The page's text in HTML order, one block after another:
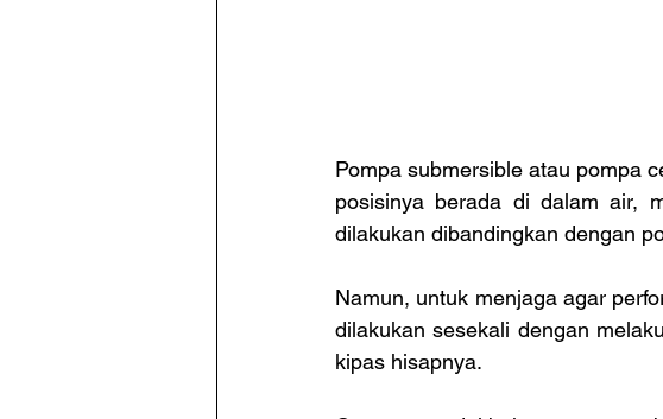
Pompa submersible atau pompa
posisinya berada di dalam air,
dilakukan dibandingkan dengan
Namun, untuk menjaga agar
dilakukan sesekali dengan
kipas hisapnya.